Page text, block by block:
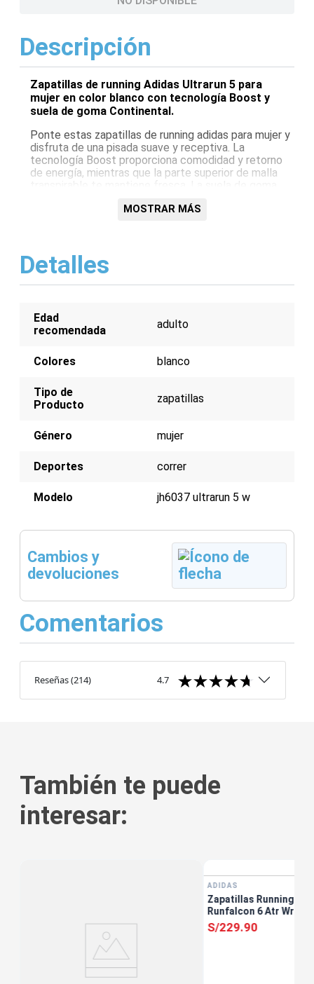
Descripción
Zapatillas de running Adidas Ultrarun 5 para
mujer en color blanco con tecnología Boost y
suela de goma Continental.
Ponte estas zapatillas de running adidas para mujer y
disfruta de una pisada suave y receptiva. La
tecnología Boost proporciona comodidad y retorno
de energía, mientras que la parte superior de malla
refuerzos en el talón y la puntera brindan soporte y
Características:
Parte superior de malla transpirable para mayor
frescura
excepcional
y durabilidad
MOSTRAR MÁS
Detalles
Edad
recomendada
adulto
Colores blanco
Tipo de
Producto
zapatillas
Género mujer
Deportes correr
Modelo jh6037 ultrarun 5 w
Cambios y
devoluciones
Comentarios
Reseñas(214) 4.7
También te puede
interesar:
ADIDAS
Zapatillas Running
Runfalcon 6 Atr Wr W
S/229.90